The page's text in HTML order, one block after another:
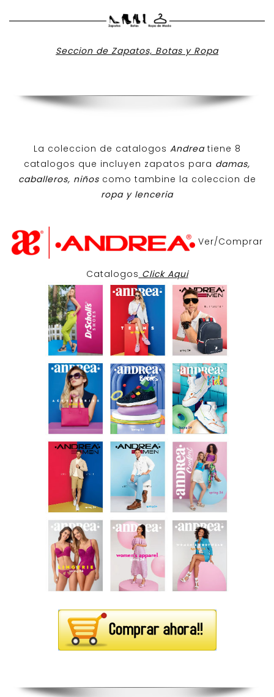
Seccion de Zapatos, Botas y Ropa
La coleccion de catalogos Andreatiene 8
catalogos que incluyen zapatos para damas,
caballeros, niños como tambine la coleccion de
ropa y lenceria
Ver/Comprar
Catalogos Click Aqui